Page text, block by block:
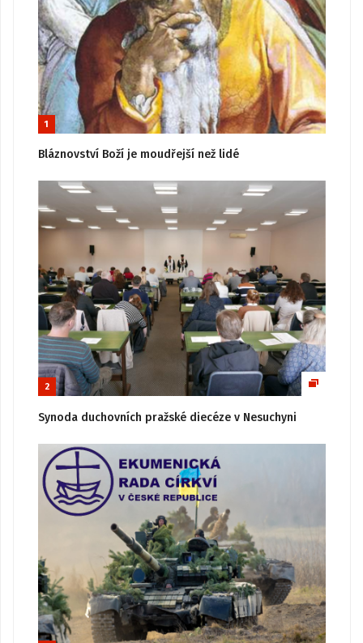
1
Bláznovství Boží je moudřejší než lidé
2
Synoda duchovních pražské diecéze v Nesuchyni